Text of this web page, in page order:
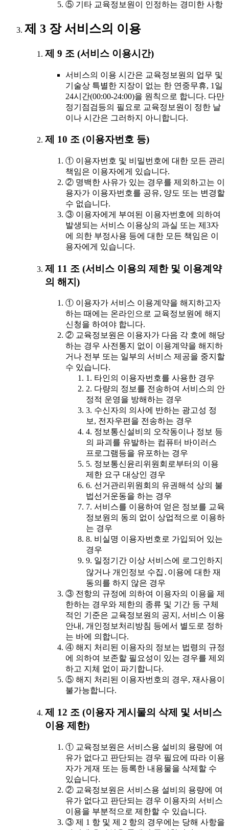
⑤ 기타 교육정보원이 인정하는 경미한 사항
제 3 장 서비스의 이용
제 9 조 (서비스 이용시간)
서비스의 이용 시간은 교육정보원의 업무 및
기술상 특별한 지장이 없는 한 연중무휴, 1일
24시간(00:00-24:00)을 원칙으로 합니다. 다만
정기점검등의 필요로 교육정보원이 정한 날
이나 시간은 그러하지 아니합니다.
제 10 조 (이용자번호 등)
① 이용자번호 및 비밀번호에 대한 모든 관리
책임은 이용자에게 있습니다.
② 명백한 사유가 있는 경우를 제외하고는 이
용자가 이용자번호를 공유, 양도 또는 변경할
수 없습니다.
③ 이용자에게 부여된 이용자번호에 의하여
발생되는 서비스 이용상의 과실 또는 제3자
에 의한 부정사용 등에 대한 모든 책임은 이
용자에게 있습니다.
제 11 조 (서비스 이용의 제한 및 이용계약
의 해지)
① 이용자가 서비스 이용계약을 해지하고자
하는 때에는 온라인으로 교육정보원에 해지
신청을 하여야 합니다.
② 교육정보원은 이용자가 다음 각 호에 해당
하는 경우 사전통지 없이 이용계약을 해지하
거나 전부 또는 일부의 서비스 제공을 중지할
수 있습니다.
1. 타인의 이용자번호를 사용한 경우
2. 다량의 정보를 전송하여 서비스의 안
정적 운영을 방해하는 경우
3. 수신자의 의사에 반하는 광고성 정
보, 전자우편을 전송하는 경우
4. 정보통신설비의 오작동이나 정보 등
의 파괴를 유발하는 컴퓨터 바이러스
프로그램등을 유포하는 경우
5. 정보통신윤리위원회로부터의 이용
제한 요구 대상인 경우
6. 선거관리위원회의 유권해석 상의 불
법선거운동을 하는 경우
7. 서비스를 이용하여 얻은 정보를 교육
정보원의 동의 없이 상업적으로 이용하
는 경우
8. 비실명 이용자번호로 가입되어 있는
경우
9. 일정기간 이상 서비스에 로그인하지
않거나 개인정보 수집․이용에 대한 재
동의를 하지 않은 경우
③ 전항의 규정에 의하여 이용자의 이용을 제
한하는 경우와 제한의 종류 및 기간 등 구체
적인 기준은 교육정보원의 공지, 서비스 이용
안내, 개인정보처리방침 등에서 별도로 정하
는 바에 의합니다.
④ 해지 처리된 이용자의 정보는 법령의 규정
에 의하여 보존할 필요성이 있는 경우를 제외
하고 지체 없이 파기합니다.
⑤ 해지 처리된 이용자번호의 경우, 재사용이
불가능합니다.
제 12 조 (이용자 게시물의 삭제 및 서비스
이용 제한)
① 교육정보원은 서비스용 설비의 용량에 여
유가 없다고 판단되는 경우 필요에 따라 이용
자가 게재 또는 등록한 내용물을 삭제할 수
있습니다.
② 교육정보원은 서비스용 설비의 용량에 여
유가 없다고 판단되는 경우 이용자의 서비스
이용을 부분적으로 제한할 수 있습니다.
③ 제 1 항 및 제 2 항의 경우에는 당해 사항을